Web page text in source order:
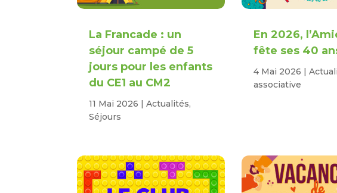
La Francade : un
séjour campé de 5
jours pour les enfants
du CE1 au CM2
11 Mai 2026 |Actualités,
Séjours
En 2026,
fête ses 40
4 Mai 2026 |
associative